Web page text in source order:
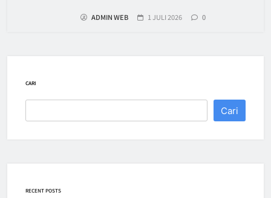
ADMIN WEB 1 JULI 2026 0
CARI
Cari
RECENT POSTS